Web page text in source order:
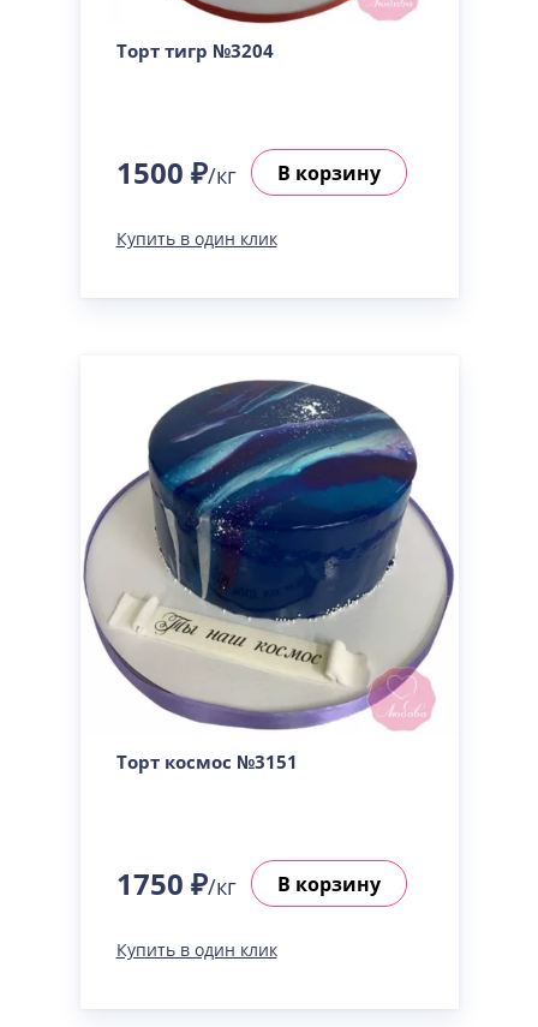
Торт тигр №3204
1500 ₽/кг В корзину
Купить в один клик
Торт космос №3151
1750 ₽/кг В корзину
Купить в один клик